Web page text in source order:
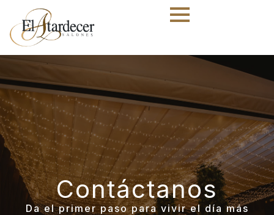
Contáctanos
Da el primer paso para vivir el día más